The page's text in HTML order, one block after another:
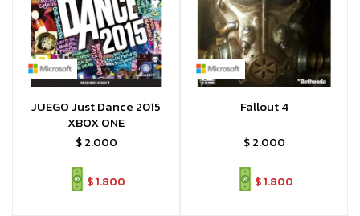
JUEGO Just Dance 2015
XBOX ONE
$ 2.000
$1.800
Fallout 4
$ 2.000
$1.800